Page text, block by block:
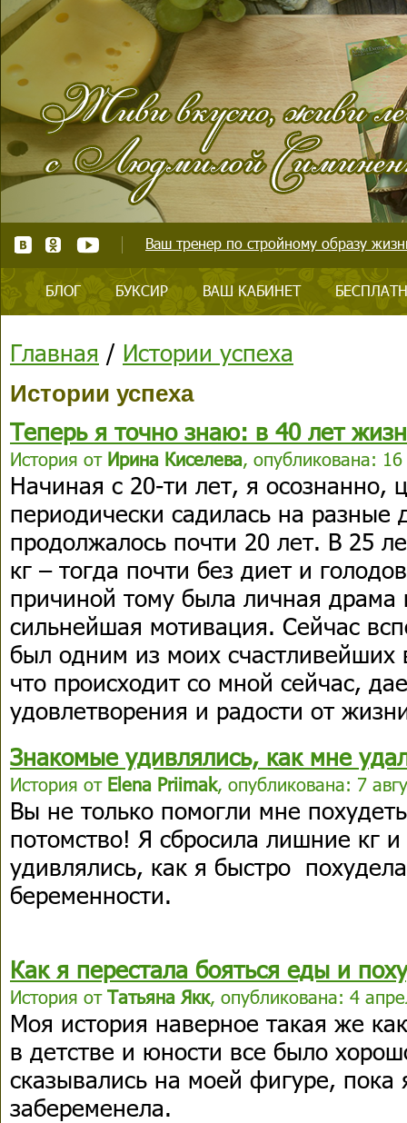
Ваш тренер по стройному образу
БЛОГ БУКСИР ВАШ КАБИНЕТ
Главная / Истории успеха
Истории успеха
Теперь я точно знаю: в 40 лет
История от Ирина Киселева, опубликована:
Начиная с 20-ти лет, я осознанно,
периодически садилась на разные
продолжалось почти 20 лет. В 25
кг – тогда почти без диет и
причиной тому была личная драма
сильнейшая мотивация. Сейчас
был одним из моих счастливейших
что происходит со мной сейчас,
удовлетворения и радости от
Знакомые удивлялись, как мне
История от Elena Priimak, опубликована: 7
Вы не только помогли мне
потомство! Я сбросила лишние кг
удивлялись, как я быстро
беременности.
Как я перестала бояться еды и
История отТатьяна Якк, опубликована: 4
Моя история наверное такая же
в детстве и юности все было
сказывались на моей фигуре,
забеременела.